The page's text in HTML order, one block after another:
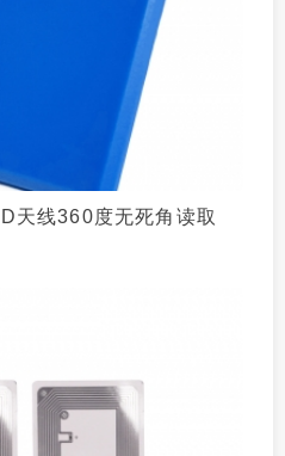
天线360度无死角读取